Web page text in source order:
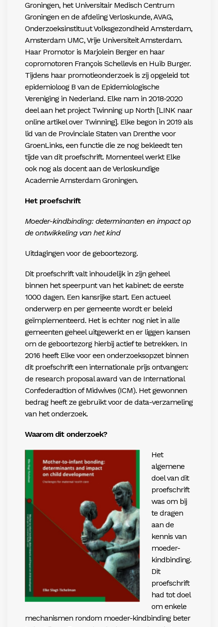
Groningen, het Universitair Medisch Centrum
Groningen en de afdeling Verloskunde, AVAG,
Onderzoeksinstituut Volksgezondheid Amsterdam,
Amsterdam UMC, Vrije Universiteit Amsterdam.
Haar Promotor is Marjolein Berger en haar
copromotoren François Schellevis en Huib Burger.
Tijdens haar promotieonderzoek is zij opgeleid tot
epidemioloog B van de Epidemiologische
Vereniging in Nederland. Elke nam in 2018-2020
deel aan het project Twinning up North [LINK naar
online artikel over Twinning]. Elke begon in 2019 als
lid van de Provinciale Staten van Drenthe voor
GroenLinks, een functie die ze nog bekleedt ten
tijde van dit proefschrift. Momenteel werkt Elke
ook nog als docent aan de Verloskundige
Academie Amsterdam Groningen.
Het proefschrift
Moeder-kindbinding: determinanten en impact op
de ontwikkeling van het kind
Uitdagingen voor de geboortezorg.
Dit proefschrift valt inhoudelijk in zijn geheel
binnen het speerpunt van het kabinet: de eerste
1000 dagen. Een kansrijke start. Een actueel
onderwerp en per gemeente wordt er beleid
geïmplementeerd. Het is echter nog niet in alle
gemeenten geheel uitgewerkt en er liggen kansen
om de geboortezorg hierbij actief te betrekken. In
2016 heeft Elke voor een onderzoeksopzet binnen
dit proefschrift een internationale prijs ontvangen:
de research proposal award van de International
Confederadtion of Midwives (ICM). Het gewonnen
bedrag heeft ze gebruikt voor de data-verzameling
van het onderzoek.
Waarom dit onderzoek?
Het
algemene
doel van dit
proefschrift
was om bij
te dragen
aan de
kennis van
moeder-
kindbinding.
Dit
proefschrift
had tot doel
om enkele
mechanismen rondom moeder-kindbinding beter